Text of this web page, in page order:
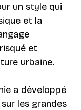
un style qui
et la
et
urbaine.
a développé
les grandes